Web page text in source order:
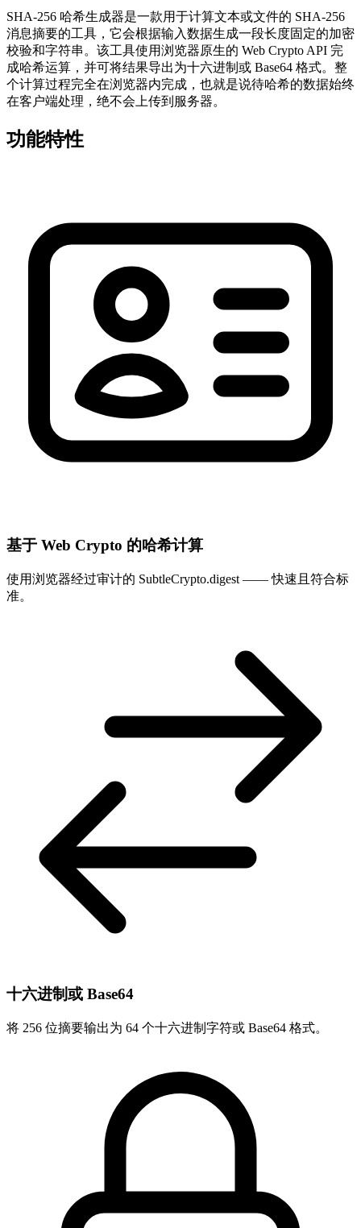
SHA-256 哈希生成器是一款用于计算文本或文件的 SHA-256
消息摘要的工具，它会根据输入数据生成一段长度固定的加密
校验和字符串。该工具使用浏览器原生的 Web Crypto API 完
成哈希运算，并可将结果导出为十六进制或 Base64 格式。整
个计算过程完全在浏览器内完成，也就是说待哈希的数据始终
在客户端处理，绝不会上传到服务器。
功能特性
基于 Web Crypto 的哈希计算
使用浏览器经过审计的 SubtleCrypto.digest —— 快速且符合标
准。
十六进制或 Base64
将 256 位摘要输出为 64 个十六进制字符或 Base64 格式。